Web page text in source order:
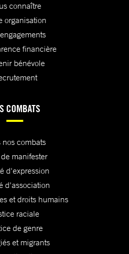
connaître
organisation
financière
bénévole
COMBATS
nos combats
manifester
d'expression
d'association
et droits humains
raciale
de genre
et migrants